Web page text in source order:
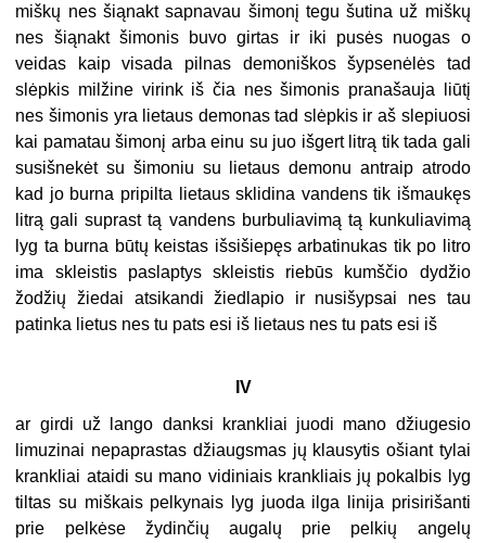
miškų nes šiąnakt sapnavau šimonį tegu šutina už miškų
nes šiąnakt šimonis buvo girtas ir iki pusės nuogas o
veidas kaip visada pilnas demoniškos šypsenėlės tad
slėpkis milžine virink iš čia nes šimonis pranašauja liūtį
nes šimonis yra lietaus demonas tad slėpkis ir aš slepiuosi
kai pamatau šimonį arba einu su juo išgert litrą tik tada gali
susišnekėt su šimoniu su lietaus demonu antraip atrodo
kad jo burna pripilta lietaus sklidina vandens tik išmaukęs
litrą gali suprast tą vandens burbuliavimą tą kunkuliavimą
lyg ta burna būtų keistas išsišiepęs arbatinukas tik po litro
ima skleistis paslaptys skleistis riebūs kumščio dydžio
žodžių žiedai atsikandi žiedlapio ir nusišypsai nes tau
patinka lietus nes tu pats esi iš lietaus nes tu pats esi iš
IV
ar girdi už lango danksi krankliai juodi mano džiugesio
limuzinai nepaprastas džiaugsmas jų klausytis ošiant tylai
krankliai ataidi su mano vidiniais krankliais jų pokalbis lyg
tiltas su miškais pelkynais lyg juoda ilga linija prisirišanti
prie pelkėse žydinčių augalų prie pelkių angelų